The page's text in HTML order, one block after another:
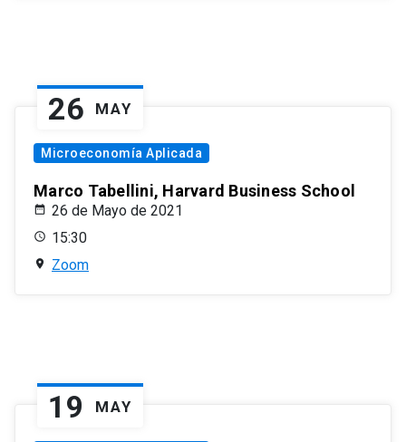
26 MAY
Microeconomía Aplicada
Marco Tabellini, Harvard Business School
26 de Mayo de 2021
15:30
Zoom
19 MAY